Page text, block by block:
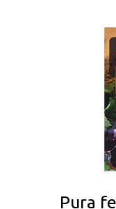
Pura